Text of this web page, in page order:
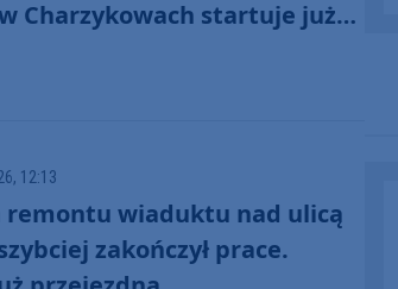
Charzykowach startuje już
12:13
remontu wiaduktu nad ulicą
zakończył prace.